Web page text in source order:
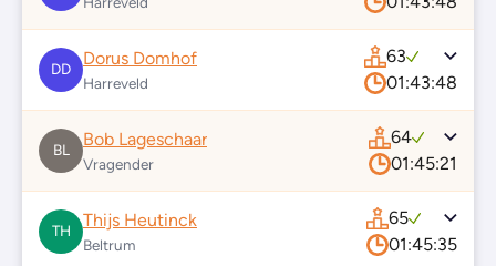
DD
Dorus Domhof
Harreveld
63
01:43:48
BL
Bob Lageschaar
Vragender
64
01:45:21
TH
Thijs Heutinck
Beltrum
65
01:45:35